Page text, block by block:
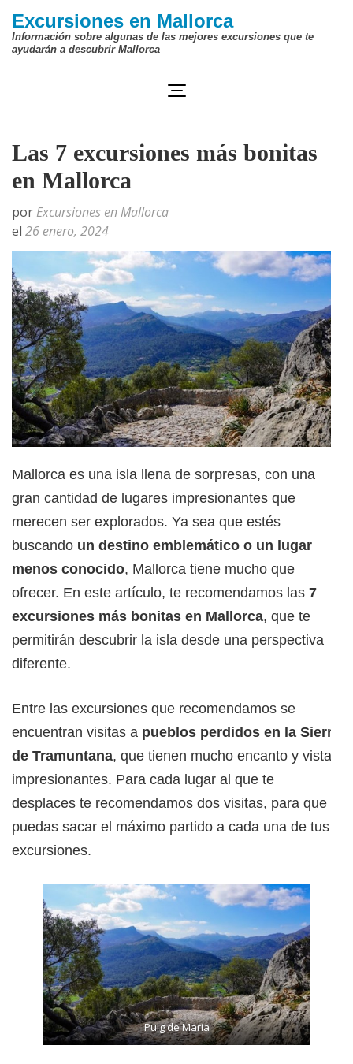
Saltar
contenido
Intro)
Excursiones en Mallorca
Información sobre algunas de las mejores excursiones que te
ayudarán a descubrir Mallorca
Las 7 excursiones más bonitas
en Mallorca
por Excursiones en Mallorca
el 26 enero, 2024
Mallorca es una isla llena de sorpresas, con una
gran cantidad de lugares impresionantes que
merecen ser explorados. Ya sea que estés
buscando un destino emblemático o un lugar
menos conocido, Mallorca tiene mucho que
ofrecer. En este artículo, te recomendamos las 7
excursiones más bonitas en Mallorca, que te
permitirán descubrir la isla desde una perspectiva
diferente.
Entre las excursiones que recomendamos se
encuentran visitas a pueblos perdidos en la Sierra
de Tramuntana, que tienen mucho encanto y vistas
impresionantes. Para cada lugar al que te
desplaces te recomendamos dos visitas, para que
puedas sacar el máximo partido a cada una de tus
excursiones.
Puig de Maria